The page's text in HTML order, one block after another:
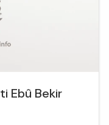
Ebû Bekir